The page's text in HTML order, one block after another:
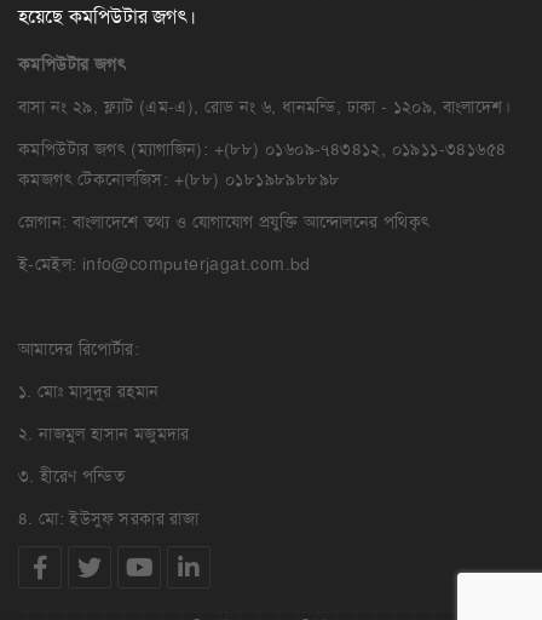
হয়েছে কমপিউটার জগৎ।
কমপিউটারজগৎ
বাসা নং ২৯, ফ্ল্যাট (এম-এ), রোড নং ৬, ধানমন্ডি, ঢাকা - ১২০৯, বাংলাদেশ।
কমপিউটার জগৎ (ম্যাগাজিন): +(৮৮) ০১৬০৯-৭৪৩৪১২, ০১৯১১-৩৪১৬৫৪
কমজগৎ টেকনোলজিস: +(৮৮) ০১৮১৯৮৯৮৮৯৮
স্লোগান: বাংলাদেশে তথ্য ও যোগাযোগ প্রযুক্তি আন্দোলনের পথিকৃৎ
ই-মেইল: info@computerjagat.com.bd
আমাদের রিপোর্টার:
১. মোঃ মাসুদুর রহমান
২. নাজমুল হাসান মজুমদার
৩. হীরেণ পন্ডিত
৪. মো: ইউসুফ সরকার রাজা